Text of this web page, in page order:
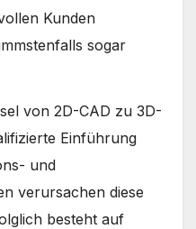
Kunden
sogar
von 2D-CAD zu 3D-
Einführung
und
verursachen diese
besteht auf